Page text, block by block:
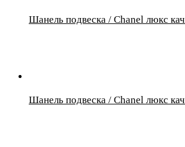
Шанель подвеска / Chanel люкс
Шанель подвеска / Chanel люкс